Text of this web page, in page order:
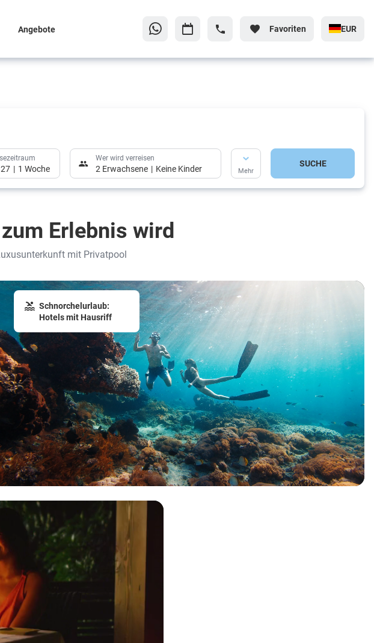
Angebote Favoriten EUR
1 Woche
Wer wird verreisen
2 Erwachsene Keine Kinder Mehr
SUCHE
Erlebnis wird
mit Privatpool
Schnorchelurlaub:
Hotels mit Hausriff